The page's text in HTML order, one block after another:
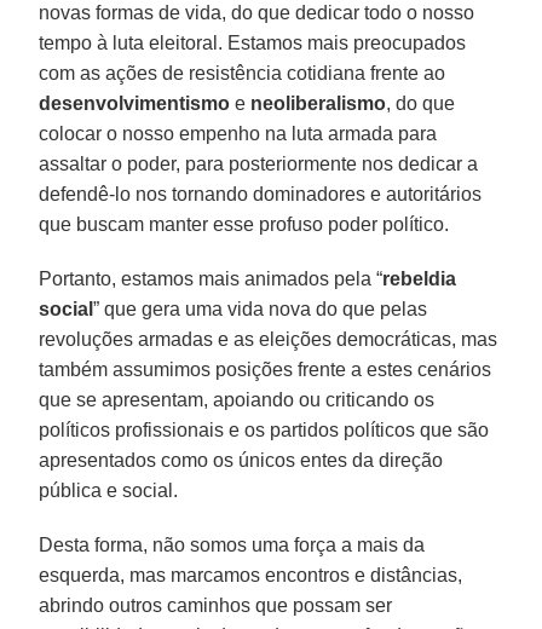
novas formas de vida, do que dedicar todo o nosso
tempo à luta eleitoral. Estamos mais preocupados
com as ações de resistência cotidiana frente ao
desenvolvimentismoe neoliberalismo, do que
colocar o nosso empenho na luta armada para
assaltar o poder, para posteriormente nos dedicar a
defendê-lo nos tornando dominadores e autoritários
que buscam manter esse profuso poder político.
Portanto, estamos mais animados pela “rebeldia
social” que gera uma vida nova do que pelas
revoluções armadas e as eleições democráticas, mas
também assumimos posições frente a estes cenários
que se apresentam, apoiando ou criticando os
políticos profissionais e os partidos políticos que são
apresentados como os únicos entes da direção
pública e social.
Desta forma, não somos uma força a mais da
esquerda, mas marcamos encontros e distâncias,
abrindo outros caminhos que possam ser